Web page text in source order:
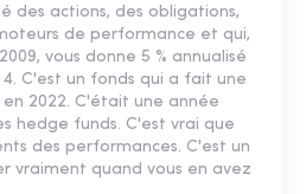
des actions, des obligations,
de performance et qui,
vous donne 5 % annualisé
C'est un fonds qui a fait une
2022. C'était une année
hedge funds. C'est vrai que
des performances. C'est un
vraiment quand vous en avez